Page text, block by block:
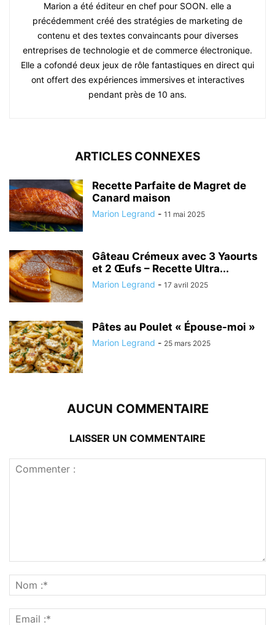
Marion a été éditeur en chef pour SOON. elle a
précédemment créé des stratégies de marketing de
contenu et des textes convaincants pour diverses
entreprises de technologie et de commerce électronique.
Elle a cofondé deux jeux de rôle fantastiques en direct qui
ont offert des expériences immersives et interactives
pendant près de 10 ans.
ARTICLES CONNEXES
Recette Parfaite de Magret de
Canard maison
Marion Legrand - 11 mai 2025
Gâteau Crémeux avec 3 Yaourts
et 2 Œufs – Recette Ultra...
Marion Legrand - 17 avril 2025
Pâtes au Poulet « Épouse-moi »
Marion Legrand - 25 mars 2025
AUCUN COMMENTAIRE
LAISSER UN COMMENTAIRE